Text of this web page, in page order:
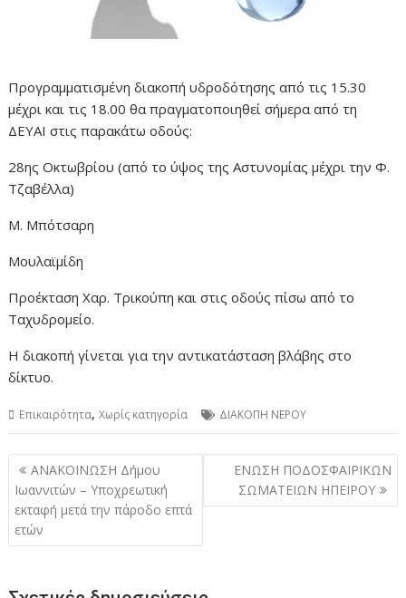
Προγραμματισμένη διακοπή υδροδότησης από τις 15.30
μέχρι και τις 18.00 θα πραγματοποιηθεί σήμερα από τη
ΔΕΥΑΙ στις παρακάτω οδούς:
28ης Οκτωβρίου (από το ύψος της Αστυνομίας μέχρι την Φ.
Τζαβέλλα)
Μ. Μπότσαρη
Μουλαϊμίδη
Προέκταση Χαρ. Τρικούπη και στις οδούς πίσω από το
Ταχυδρομείο.
Η διακοπή γίνεται για την αντικατάσταση βλάβης στο
δίκτυο.
Επικαιρότητα,Χωρίς κατηγορία ΔΙΑΚΟΠΗ ΝΕΡΟΥ
Πλοήγηση
άρθρων
ΑΝΑΚΟΙΝΩΣΗ Δήμου
Ιωαννιτών – Υποχρεωτική
εκταφή μετά την πάροδο επτά
ετών
ΕΝΩΣH ΠΟΔΟΣΦΑΙΡΙΚΩΝ
ΣΩΜΑΤΕΙΩΝ ΗΠΕΙΡΟΥ